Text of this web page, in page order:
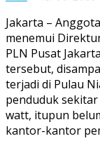
Jakarta –
menemui
PLN Pusat
tersebut,
terjadi di Pulau
penduduk sekitar
watt, itupun
kantor-kantor